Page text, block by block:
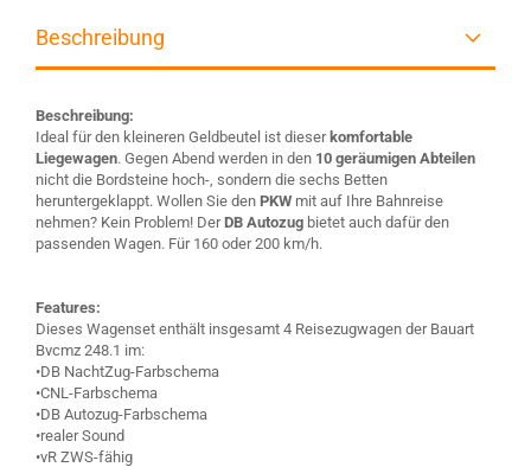
Beschreibung
Beschreibung:
Ideal für den kleineren Geldbeutel ist dieser komfortable
Liegewagen. Gegen Abend werden in den 10 geräumigen Abteilen
nicht die Bordsteine hoch-, sondern die sechs Betten
heruntergeklappt. Wollen Sie den PKW mit auf Ihre Bahnreise
nehmen? Kein Problem! DerDB Autozug bietet auch dafür den
passenden Wagen. Für 160 oder 200 km/h.
Features:
Dieses Wagenset enthält insgesamt 4 Reisezugwagen der Bauart
Bvcmz 248.1 im:
•DB NachtZug-Farbschema
•CNL-Farbschema
•DB Autozug-Farbschema
•realer Sound
•vR ZWS-fähig